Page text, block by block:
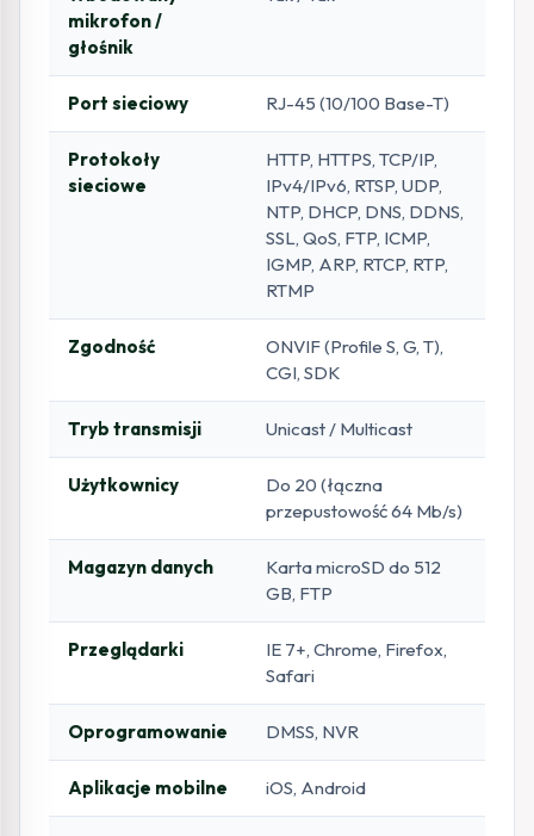
mikrofon /
głośnik
Port sieciowy RJ-45 (10/100 Base-T)
Protokoły
sieciowe
HTTP, HTTPS, TCP/IP,
IPv4/IPv6, RTSP, UDP,
NTP, DHCP, DNS, DDNS,
SSL, QoS, FTP, ICMP,
IGMP, ARP, RTCP, RTP,
RTMP
Zgodność
ONVIF (Profile S, G, T),
CGI, SDK
Tryb transmisji Unicast / Multicast
Użytkownicy
Do 20 (łączna
przepustowość 64 Mb/s)
Magazyn danych
Karta microSD do 512
GB, FTP
Przeglądarki
IE 7+, Chrome, Firefox,
Safari
Oprogramowanie DMSS, NVR
Aplikacje mobilne iOS, Android